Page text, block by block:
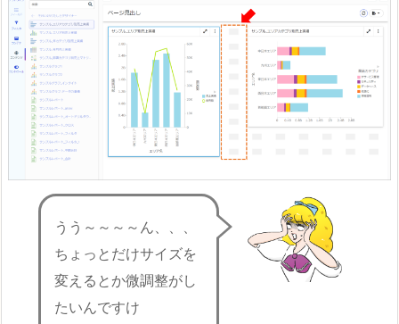
うう～～～～ん、、、
ちょっとだけサイズを
変えるとか微調整がし
たいんですけ